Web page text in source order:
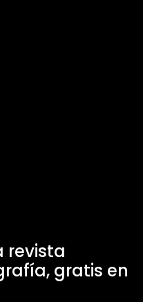
revista
gratis en